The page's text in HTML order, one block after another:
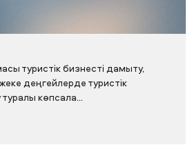
туристік бизнесті дамыту,
деңгейлерде туристік
көпсала...